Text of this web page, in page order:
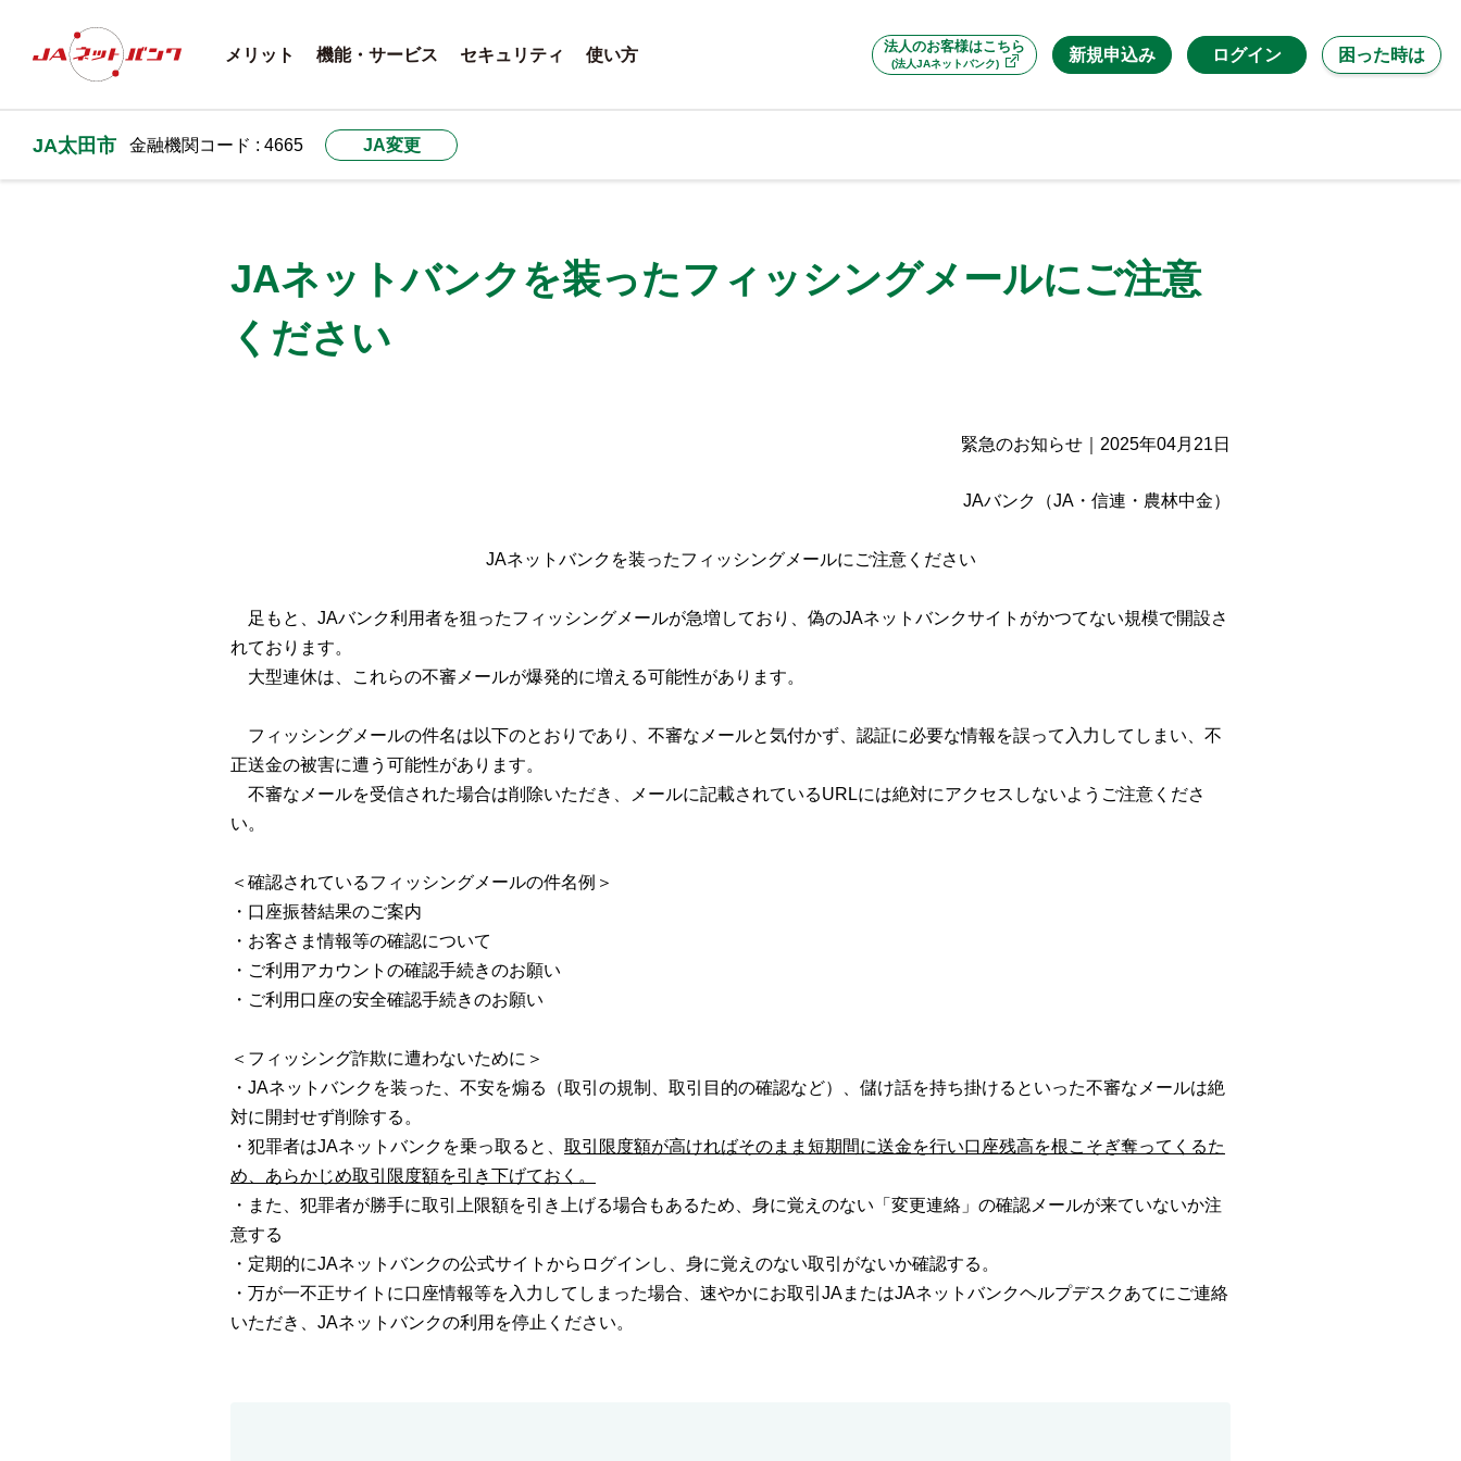
法人のお客様はこちら
(法人JAネットバンク) 新規申込み
メリット 機能・サービス セキュリティ 使い方 ログイン 困った時は
JA太田市 金融機関コード : 4665 JA変更
JAネットバンクを装ったフィッシングメールにご注意
ください
緊急のお知らせ 2025年04月21日
JAバンク（JA・信連・農林中金）
JAネットバンクを装ったフィッシングメールにご注意ください
足もと、JAバンク利用者を狙ったフィッシングメールが急増しており、偽のJAネットバンクサイトがかつてない規模で開設さ
れております。
大型連休は、これらの不審メールが爆発的に増える可能性があります。
フィッシングメールの件名は以下のとおりであり、不審なメールと気付かず、認証に必要な情報を誤って入力してしまい、不
正送金の被害に遭う可能性があります。
不審なメールを受信された場合は削除いただき、メールに記載されているURLには絶対にアクセスしないようご注意くださ
い。
＜確認されているフィッシングメールの件名例＞
・口座振替結果のご案内
・お客さま情報等の確認について
・ご利用アカウントの確認手続きのお願い
・ご利用口座の安全確認手続きのお願い
＜フィッシング詐欺に遭わないために＞
・JAネットバンクを装った、不安を煽る（取引の規制、取引目的の確認など）、儲け話を持ち掛けるといった不審なメールは絶
対に開封せず削除する。
・犯罪者はJAネットバンクを乗っ取ると、 取引限度額が高ければそのまま短期間に送金を行い口座残高を根こそぎ奪ってくるた
め、あらかじめ取引限度額を引き下げておく。
・また、犯罪者が勝手に取引上限額を引き上げる場合もあるため、身に覚えのない「変更連絡」の確認メールが来ていないか注
意する
・定期的にJAネットバンクの公式サイトからログインし、身に覚えのない取引がないか確認する。
・万が一不正サイトに口座情報等を入力してしまった場合、速やかにお取引JAまたはJAネットバンクヘルプデスクあてにご連絡
いただき、JAネットバンクの利用を停止ください。